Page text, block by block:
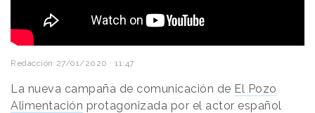
Redacción 27/01/2020 · 11:47
La nueva campaña de comunicación de El Pozo
Alimentación protagonizada por el actor español